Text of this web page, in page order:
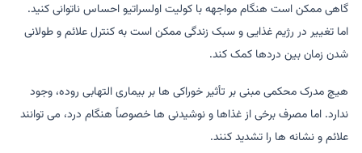
گاهی ممکن است هنگام مواجهه با کولیت اولسراتیو احساس ناتوانی کنید.
اما تغییر در رژیم غذایی و سبک زندگی ممکن است به کنترل علائم و طولانی
شدن زمان بین دردها کمک کند.
هیچ مدرک محکمی مبنی بر تأثیر خوراکی ها بر بیماری التهابی روده، وجود
ندارد. اما مصرف برخی از غذاها و نوشیدنی ها خصوصاً هنگام درد، می توانند
علائم و نشانه ها را تشدید کنند.